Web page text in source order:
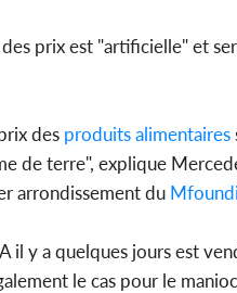
prix est "artificielle" et
des produits alimentaires
de terre", explique
arrondissement du Mfoundi
il y a quelques jours est
le cas pour le